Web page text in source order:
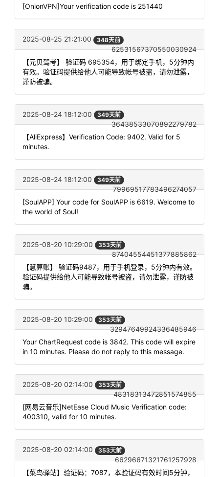
[OnionVPN]Your verification code is 251440
2025-08-25 21:21:00 348天前
62531567370550030924
【元贝驾考】 验证码 695354，用于绑定手机，5分钟内
有效。验证码提供给他人可能导致帐号被盗，请勿泄露，
谨防被骗。
2025-08-24 18:12:00 349天前
36438533070892279782
【AliExpress】Verification Code: 9402. Valid for 5
minutes.
2025-08-24 18:12:00 349天前
79969517783496274057
[SoulAPP] Your code for SoulAPP is 6619. Welcome to
the world of Soul!
2025-08-20 10:29:00 353天前
87404554451377885862
【慧算账】 验证码9487，用于手机登录，5分钟内有效。
验证码提供给他人可能导致帐号被盗，请勿泄露，谨防被
骗。
2025-08-20 10:29:00 353天前
32947649924336485946
Your ChartRequest code is 3842. This code will expire
in 10 minutes. Please do not reply to this message.
2025-08-20 02:14:00 353天前
48318313472851574855
[网易云音乐]NetEase Cloud Music Verification code:
400310, valid for 10 minutes.
2025-08-20 02:14:00 353天前
66296671321761257928
【菜鸟驿站】验证码：7087，本验证码有效时间5分钟，